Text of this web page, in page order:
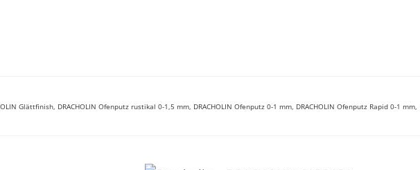
Glättfinish, DRACHOLIN Ofenputz rustikal 0-1,5 mm, DRACHOLIN Ofenputz 0-1 mm, DRACHOLIN Ofenputz Rapid 0-1